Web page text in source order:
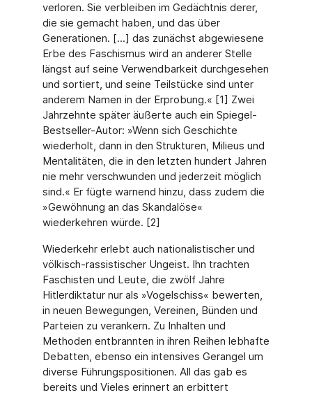
verloren. Sie verbleiben im Gedächtnis derer,
die sie gemacht haben, und das über
Generationen. [...] das zunächst abgewiesene
Erbe des Faschismus wird an anderer Stelle
längst auf seine Verwendbarkeit durchgesehen
und sortiert, und seine Teilstücke sind unter
anderem Namen in der Erprobung.« [1] Zwei
Jahrzehnte später äußerte auch ein Spiegel-
Bestseller-Autor: »Wenn sich Geschichte
wiederholt, dann in den Strukturen, Milieus und
Mentalitäten, die in den letzten hundert Jahren
nie mehr verschwunden und jederzeit möglich
sind.« Er fügte warnend hinzu, dass zudem die
»Gewöhnung an das Skandalöse«
wiederkehren würde. [2]
Wiederkehr erlebt auch nationalistischer und
völkisch-rassistischer Ungeist. Ihn trachten
Faschisten und Leute, die zwölf Jahre
Hitlerdiktatur nur als »Vogelschiss« bewerten,
in neuen Bewegungen, Vereinen, Bünden und
Parteien zu verankern. Zu Inhalten und
Methoden entbrannten in ihren Reihen lebhafte
Debatten, ebenso ein intensives Gerangel um
diverse Führungspositionen. All das gab es
bereits und Vieles erinnert an erbittert